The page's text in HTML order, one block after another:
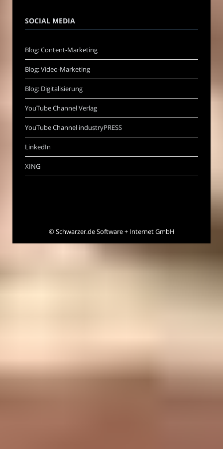
SOCIAL MEDIA
Blog: Content-Marketing
Blog: Video-Marketing
Blog: Digitalisierung
YouTube Channel Verlag
YouTube Channel industryPRESS
LinkedIn
XING
©Schwarzer.de Software + Internet GmbH